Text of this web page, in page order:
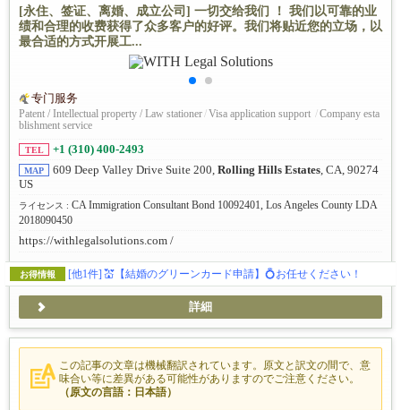
[永住、签证、离婚、成立公司] 一切交给我们 ！ 我们以可靠的业
绩和合理的收费获得了众多客户的好评。我们将贴近您的立场，以
最合适的方式开展工...
专门服务
Patent / Intellectual property / Law stationer/Visa application support /Company esta
blishment service
TEL +1 (310) 400-2493
MAP 609 Deep Valley Drive Suite 200, Rolling Hills Estates, CA, 90274
US
ライセンス : CA Immigration Consultant Bond 10092401, Los Angeles County LDA
2018090450
https://withlegalsolutions.com /
お得情報 [他1件] 💒【結婚のグリーンカード申請】💍お任せください！
詳細
この記事の文章は機械翻訳されています。原文と訳文の間で、意
味合い等に差異がある可能性がありますのでご注意ください。
（原文の言語：日本語）